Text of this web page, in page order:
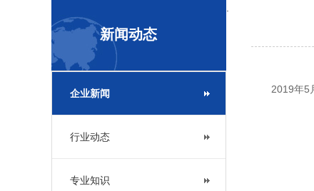
新闻动态
企业新闻
行业动态
专业知识
2019年5月